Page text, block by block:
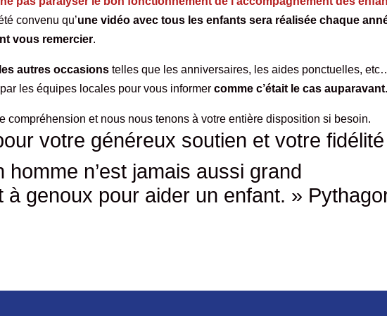
convenu qu’une vidéo avec tous les enfants sera réalisée chaque
vous remercier.
autres occasions telles que les anniversaires, les aides ponctuelles,
par les équipes locales pour vous informercomme c’était le cas auparavant.
compréhension et nous nous tenons à votre entière disposition si besoin.
votre généreux soutien et votre fidélité
homme n’est jamais aussi grand
à genoux pour aider un enfant. »